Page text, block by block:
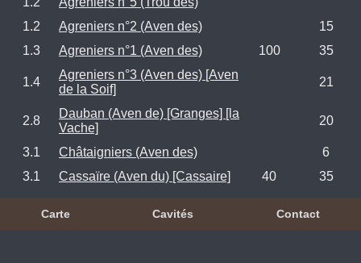
1.2
Agreniers n°2 (Aven des)
15
1.3
Agreniers n°1 (Aven des) 100 35
1.4
Agreniers n°3 (Aven des) [Aven
de la Soif]
21
2.8
Dauban (Aven de) [Granges] [la
Vache]
20
3.1 Châtaigniers (Aven des)
6
3.1
Cassaïre (Aven du) [Cassaire] 40 35
Carte Cavités Contact